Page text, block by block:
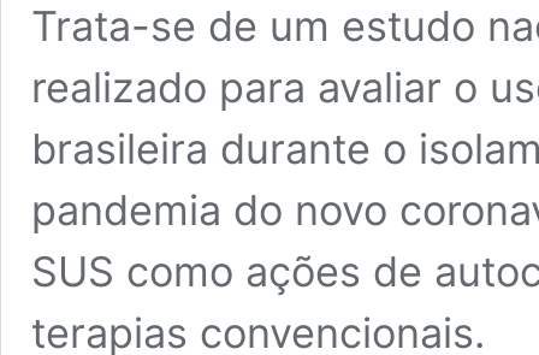
Trata-se de um estudo
realizado para avaliar o
brasileira durante o
pandemia do novo
SUS como ações de
terapias convencionais.